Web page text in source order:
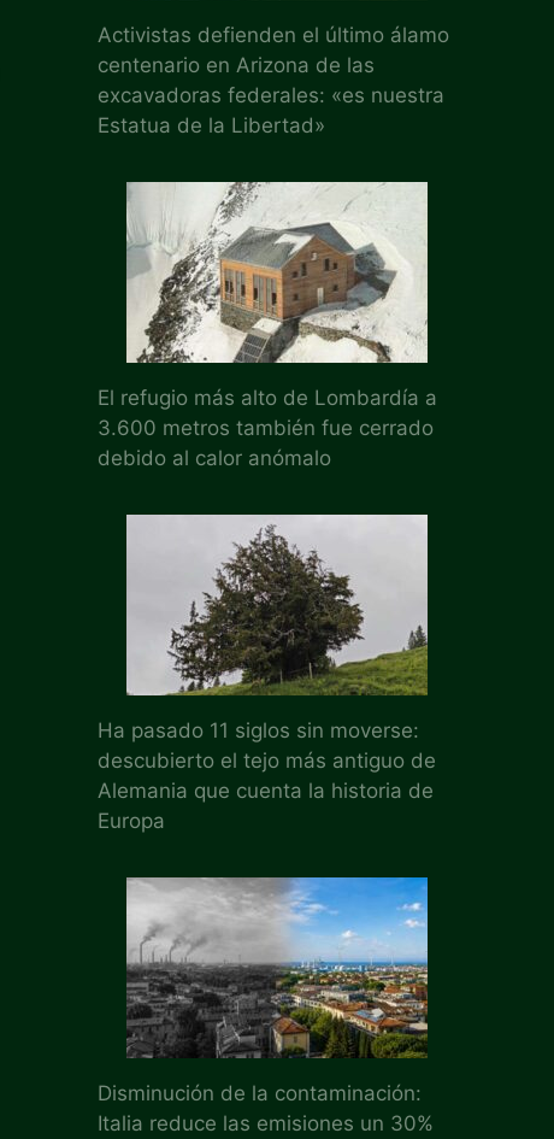
Activistas defienden el último álamo
centenario en Arizona de las
excavadoras federales: «es nuestra
Estatua de la Libertad»
El refugio más alto de Lombardía a
3.600 metros también fue cerrado
debido al calor anómalo
Ha pasado 11 siglos sin moverse:
descubierto el tejo más antiguo de
Alemania que cuenta la historia de
Europa
Disminución de la contaminación:
Italia reduce las emisiones un 30%